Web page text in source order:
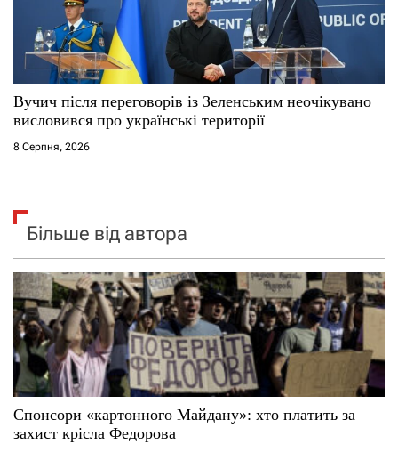
Вучич після переговорів із Зеленським неочікувано
висловився про українські території
8 Серпня, 2026
Більше від автора
Спонсори «картонного Майдану»: хто платить за
захист крісла Федорова